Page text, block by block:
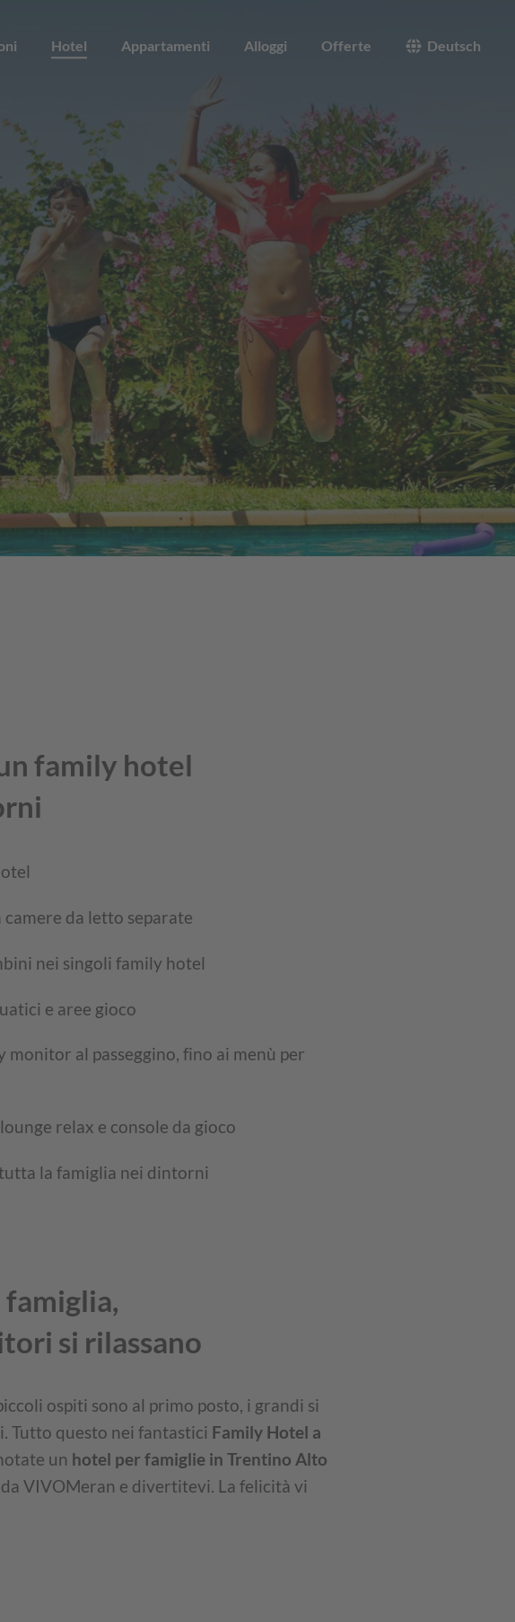
Hotel Appartamenti Alloggi Offerte Deutsch
family hotel
da letto separate
nei singoli family hotel
e aree gioco
monitor al passeggino, fino ai menù per
relax e console da gioco
la famiglia nei dintorni
famiglia,
si rilassano
ospiti sono al primo posto, i grandi si
Tutto questo nei fantastici Family Hotel a
un hotel per famiglie in Trentino Alto
VIVOMeran e divertitevi. La felicità vi